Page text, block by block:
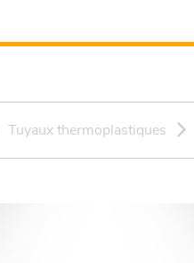
Tuyaux thermoplastiques